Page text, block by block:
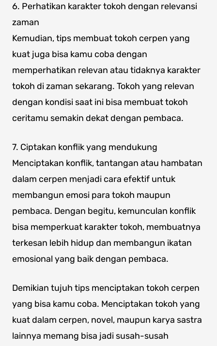
6. Perhatikan karakter tokoh dengan relevansi
zaman
Kemudian, tips membuat tokoh cerpen yang
kuat juga bisa kamu coba dengan
memperhatikan relevan atau tidaknya karakter
tokoh di zaman sekarang. Tokoh yang relevan
dengan kondisi saat ini bisa membuat tokoh
ceritamu semakin dekat dengan pembaca.
7. Ciptakan konflik yang mendukung
Menciptakan konflik, tantangan atau hambatan
dalam cerpen menjadi cara efektif untuk
membangun emosi para tokoh maupun
pembaca. Dengan begitu, kemunculan konflik
bisa memperkuat karakter tokoh, membuatnya
terkesan lebih hidup dan membangun ikatan
emosional yang baik dengan pembaca.
Demikian tujuh tips menciptakan tokoh cerpen
yang bisa kamu coba. Menciptakan tokoh yang
kuat dalam cerpen, novel, maupun karya sastra
lainnya memang bisa jadi susah-susah